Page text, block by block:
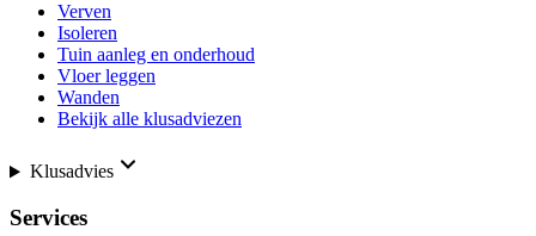
Verven
Isoleren
Tuin aanleg en onderhoud
Vloer leggen
Wanden
Bekijk alle klusadviezen
Klusadvies
Services